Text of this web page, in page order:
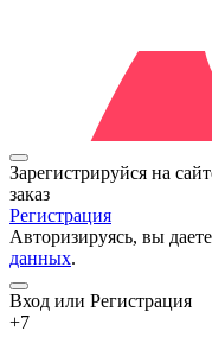
Зарегистрируйся на
заказ
Регистрация
данных.
Вход или Регистрация
+7